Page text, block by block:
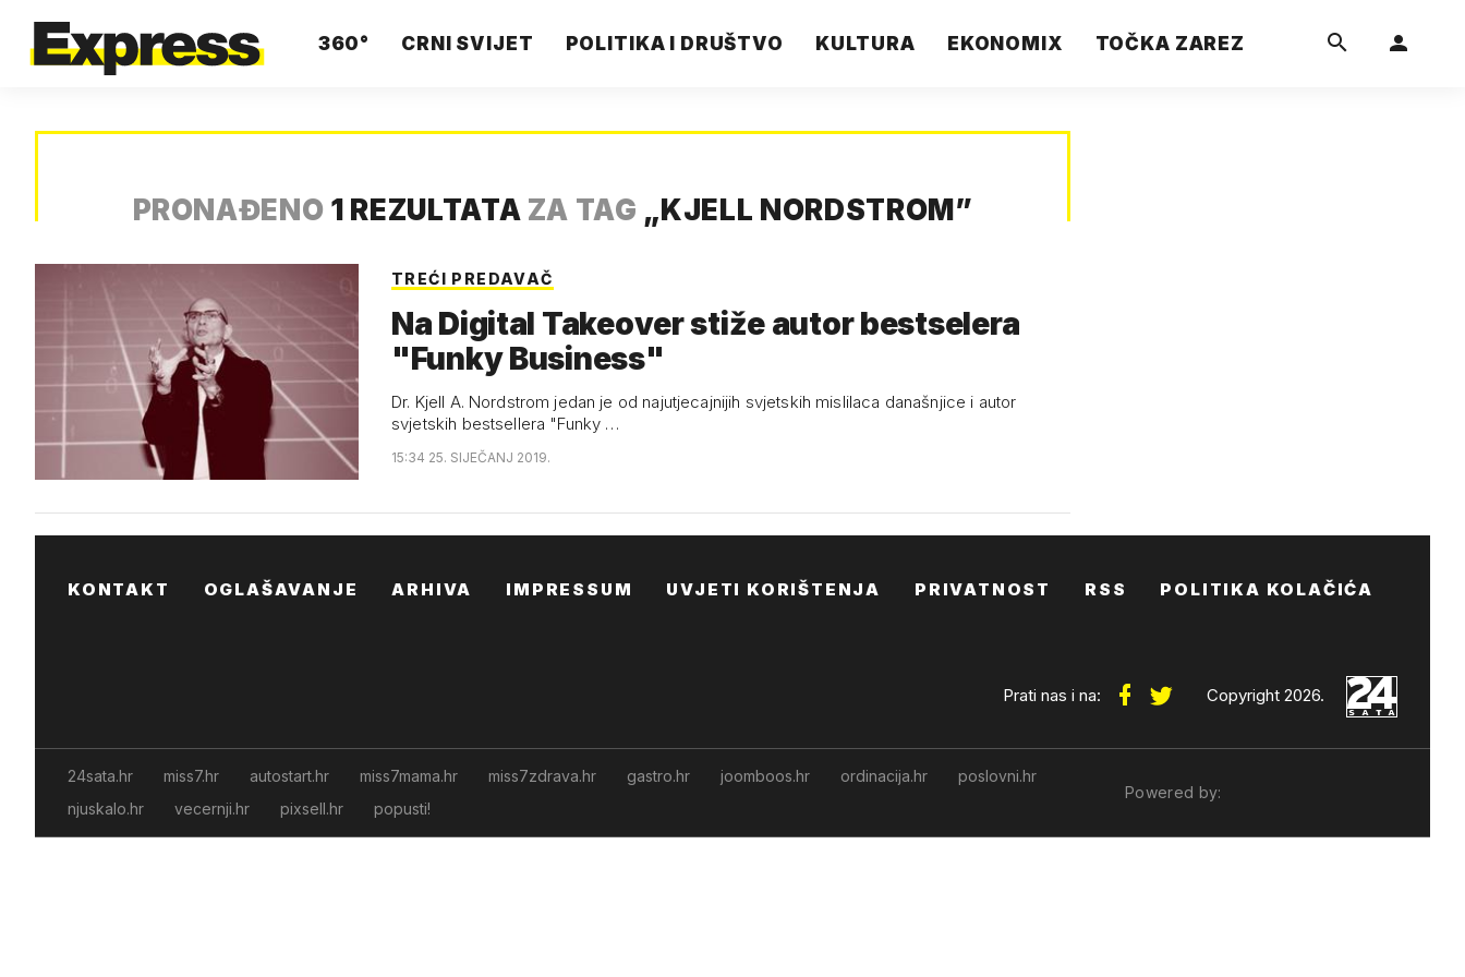
360° CRNI SVIJET POLITIKA I DRUŠTVO KULTURA EKONOMIX TOČKA ZAREZ
PRONAĐENO 1 REZULTATA ZA TAG „KJELL NORDSTROM”
TREĆI PREDAVAČ
Na Digital Takeover stiže autor bestselera
"Funky Business"
Dr. Kjell A. Nordstrom jedan je od najutjecajnijih svjetskih mislilaca današnjice i autor
svjetskih bestsellera "Funky …
15:34 25. SIJEČANJ 2019.
KONTAKT OGLAŠAVANJE ARHIVA IMPRESSUM UVJETI KORIŠTENJA PRIVATNOST RSS POLITIKA KOLAČIĆA
Prati nas i na: Copyright 2026.
24sata.hr miss7.hr autostart.hr miss7mama.hr miss7zdrava.hr gastro.hr joomboos.hr ordinacija.hr
poslovni.hr
njuskalo.hr
vecernji.hr pixsell.hr popusti!
Powered by: